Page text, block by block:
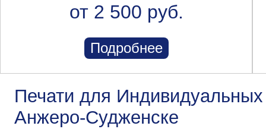
от 2 500 руб.
Подробнее
Печати для
Анжеро-Судженске